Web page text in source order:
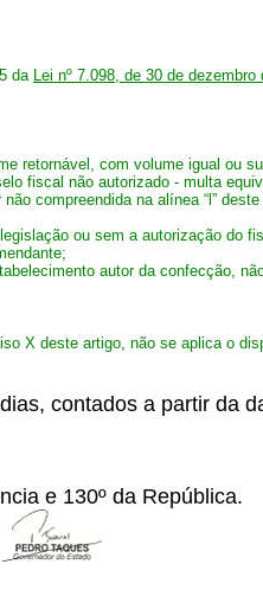
da Lei nº 7.098, de 30 de dezembro
retornável, com volume igual ou
fiscal não autorizado - multa
compreendida na alínea “l” deste
ou sem a autorização do
autor da confecção,
X deste artigo, não se aplica o
contados a partir da
e 130º da República.